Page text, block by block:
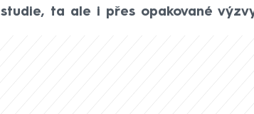
studie, ta ale i přes opakované